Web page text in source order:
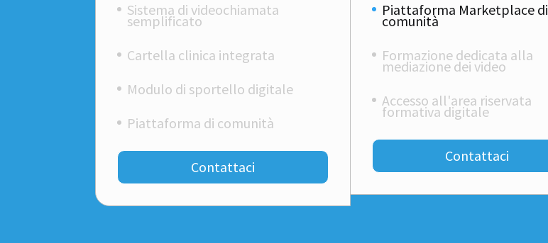
Sistema di videochiamata
semplificato
Cartella clinica integrata
Modulo di sportello digitale
Piattaforma di comunità
Contattaci
Piattaforma Marketplace di
comunità
Formazione dedicata alla
mediazione dei video
Accesso all'area riservata
formativa digitale
Contattaci